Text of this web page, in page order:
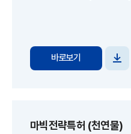
바로보기
파일
마빅전략특허 (천연물)